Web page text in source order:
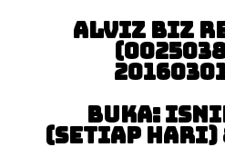
Alviz Biz
Buka:
(Setiap Hari)